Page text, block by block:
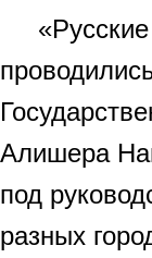
«Русские
Алишера
под
разных